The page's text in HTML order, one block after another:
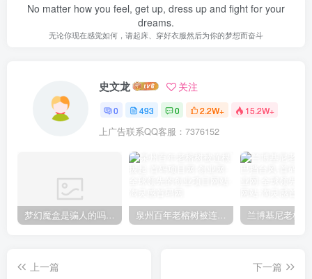
No matter how you feel, get up, dress up and fight for your
dreams.
无论你现在感觉如何，请起床、穿好衣服然后为你的梦想而奋斗
史文龙 关注
0 493 0 2.2W+ 15.2W+
上广告联系QQ客服：7376152
梦幻魔盒是骗人的吗【梦幻魔盒干嘛的】 泉州百年老榕树被连根拔起
上一篇
下一篇